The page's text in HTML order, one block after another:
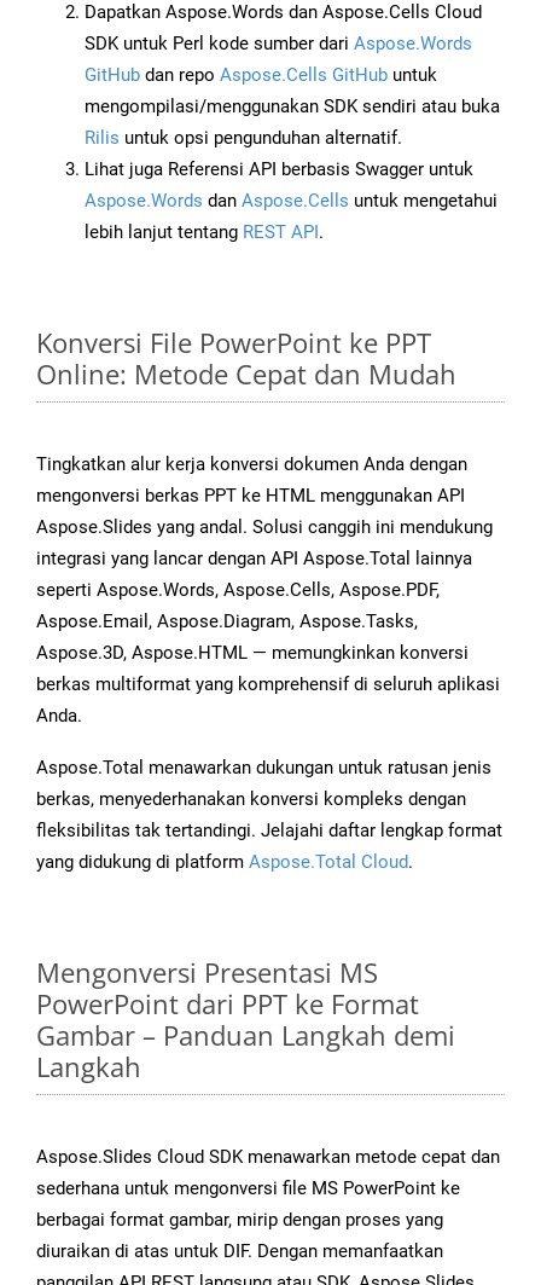
Dapatkan Aspose.Words dan Aspose.Cells Cloud
SDK untuk Perl kode sumber dari Aspose.Words
GitHub dan repo Aspose.Cells GitHub untuk
mengompilasi/menggunakan SDK sendiri atau buka
Rilis untuk opsi pengunduhan alternatif.
Lihat juga Referensi API berbasis Swagger untuk
Aspose.Words dan Aspose.Cells untuk mengetahui
lebih lanjut tentang REST API.
Konversi File PowerPoint ke PPT
Online: Metode Cepat dan Mudah
Tingkatkan alur kerja konversi dokumen Anda dengan
mengonversi berkas PPT ke HTML menggunakan API
Aspose.Slides yang andal. Solusi canggih ini mendukung
integrasi yang lancar dengan API Aspose.Total lainnya
seperti Aspose.Words, Aspose.Cells, Aspose.PDF,
Aspose.Email, Aspose.Diagram, Aspose.Tasks,
Aspose.3D, Aspose.HTML — memungkinkan konversi
berkas multiformat yang komprehensif di seluruh aplikasi
Anda.
Aspose.Total menawarkan dukungan untuk ratusan jenis
berkas, menyederhanakan konversi kompleks dengan
fleksibilitas tak tertandingi. Jelajahi daftar lengkap format
yang didukung di platform Aspose.Total Cloud.
Mengonversi Presentasi MS
PowerPoint dari PPT ke Format
Gambar – Panduan Langkah demi
Langkah
Aspose.Slides Cloud SDK menawarkan metode cepat dan
sederhana untuk mengonversi file MS PowerPoint ke
berbagai format gambar, mirip dengan proses yang
diuraikan di atas untuk DIF. Dengan memanfaatkan